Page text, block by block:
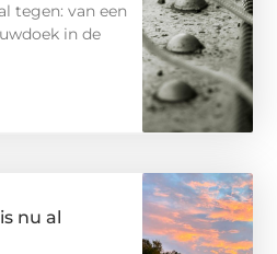
tegen: van een
in de
nu al